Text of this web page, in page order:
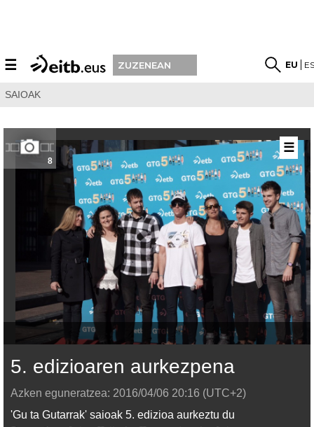
☰ ZUZENEAN EU
SAIOAK
8
5. edizioaren aurkezpena
Azken eguneratzea: 2016/04/06 20:16 (UTC+2)
'Gu ta Gutarrak' saioak 5. edizioa aurkeztu du
☰